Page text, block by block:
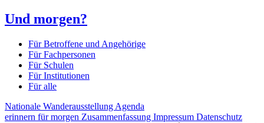
Und morgen?
Für Betroffene und Angehörige
Für Fachpersonen
Für Schulen
Für Institutionen
Für alle
Nationale Wanderausstellung Agenda
erinnern für morgen Zusammenfassung Impressum Datenschutz